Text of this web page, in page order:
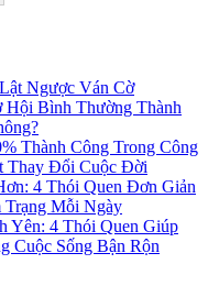
Ngược Ván Cờ
Bình Thường Thành
Thành Công Trong Công
Thay Đổi Cuộc Đời
4 Thói Quen Đơn Giản
Mỗi Ngày
Yên: 4 Thói Quen Giúp
Cuộc Sống Bận Rộn